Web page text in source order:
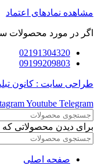
مشاهده نمادهای اعتماد
اگر در مورد محصولات
02191304320
09199209803
طراحی سایت : کانون
Youtube Telegram
برای دیدن محصولاتی که
صفحه اصلی